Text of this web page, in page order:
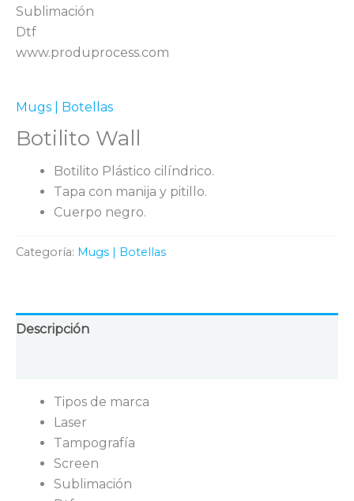
Mugs | Botellas
Botilito Wall
Botilito Plástico cilíndrico.
Tapa con manija y pitillo.
Cuerpo negro.
Categoría: Mugs | Botellas
Descripción
Tipos de marca
Laser
Tampografía
Screen
Sublimación